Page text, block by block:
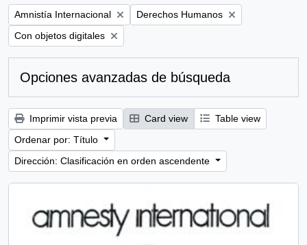
Remove filter:
Amnistía Internacional Remove filter:
Derechos Humanos
Remove filter:
Con objetos digitales
Opciones avanzadas de búsqueda
Imprimir vista previa Card view
Table view
Ordenar por: Título
Dirección: Clasificación en orden ascendente